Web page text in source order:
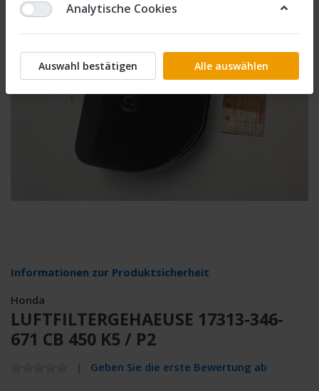
Informationen zur Produktsicherheit
Honda
LUFTFILTERGEHAEUSE 17313-346-
671 CB 450 K5 / P2
Geben Sie die erste Bewertung ab
Analytische Cookies
Auswahl bestätigen Alle auswählen